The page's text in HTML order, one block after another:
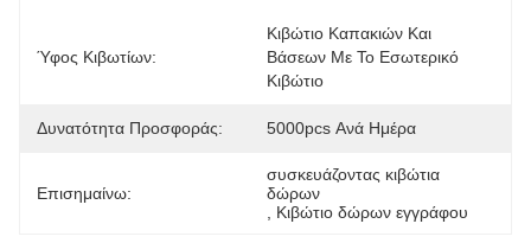
Ύφος Κιβωτίων:
Κιβώτιο Καπακιών Και
Βάσεων Με Το Εσωτερικό
Κιβώτιο
Δυνατότητα Προσφοράς: 5000pcs Ανά Ημέρα
Επισημαίνω:
συσκευάζοντας κιβώτια
δώρων
Κιβώτιο δώρων εγγράφου